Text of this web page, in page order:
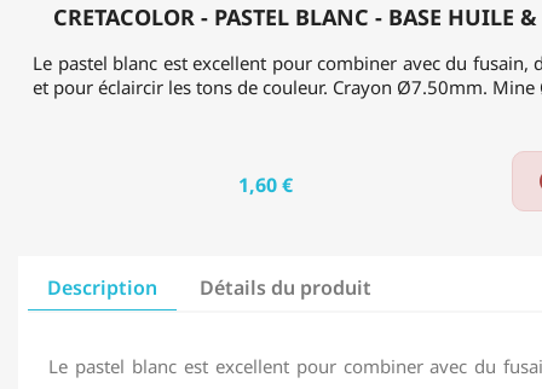
CRETACOLOR - PASTEL BLANC - BASE HUILE
Le pastel blanc est excellent pour combiner avec du fusain,
et pour éclaircir les tons de couleur. Crayon Ø7.50mm.
1,60 €
Description Détails du produit
Le pastel blanc est excellent pour combiner avec du